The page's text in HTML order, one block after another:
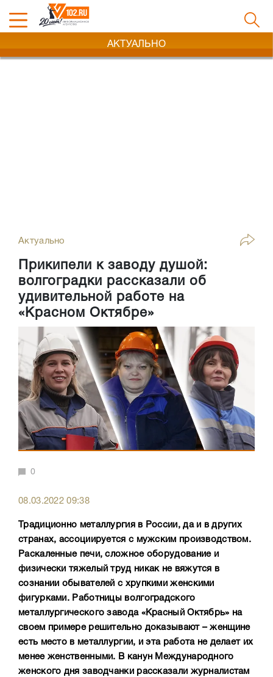
АКТУАЛЬНО
Актуально
Прикипели к заводу душой:
волгоградки рассказали об
удивительной работе на
«Красном Октябре»
0
08.03.2022 09:38
Традиционно металлургия в России, да и в других
странах, ассоциируется с мужским производством.
Раскаленные печи, сложное оборудование и
физически тяжелый труд никак не вяжутся в
сознании обывателей с хрупкими женскими
фигурками. Работницы волгоградского
металлургического завода «Красный Октябрь» на
своем примере решительно доказывают – женщине
есть место в металлургии, и эта работа не делает их
менее женственными. В канун Международного
женского дня заводчанки рассказали журналистам